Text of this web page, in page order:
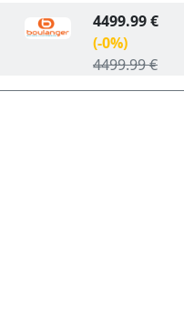
4499.99 €
(-0%)
4499.99 €